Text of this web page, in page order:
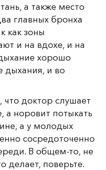
а также место
главных бронха
как зоны
и на вдохе, и на
хорошо
дыхания, и во
что доктор слушает
а норовит потыкать
а у молодых
сосредоточенно
В общем-то, не
делает, поверьте.